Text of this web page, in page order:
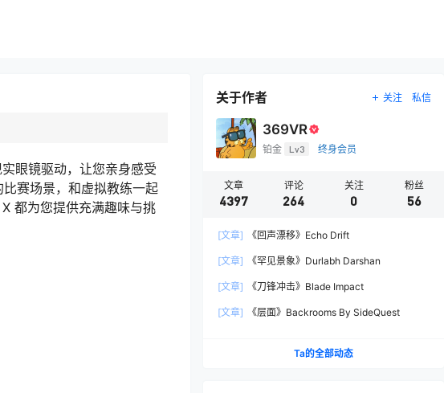
眼镜驱动，让您亲身感受
赛场景，和虚拟教练一起
都为您提供充满趣味与挑
关于作者 关注 私信
369VR
铂金 Lv3 终身会员
文章
4397
评论
264
关注
0
粉丝
56
[文章] 《回声漂移》Echo Drift
[文章] 《罕见景象》Durlabh Darshan
[文章] 《刀锋冲击》Blade Impact
[文章] 《层面》Backrooms By SideQuest
Ta的全部动态